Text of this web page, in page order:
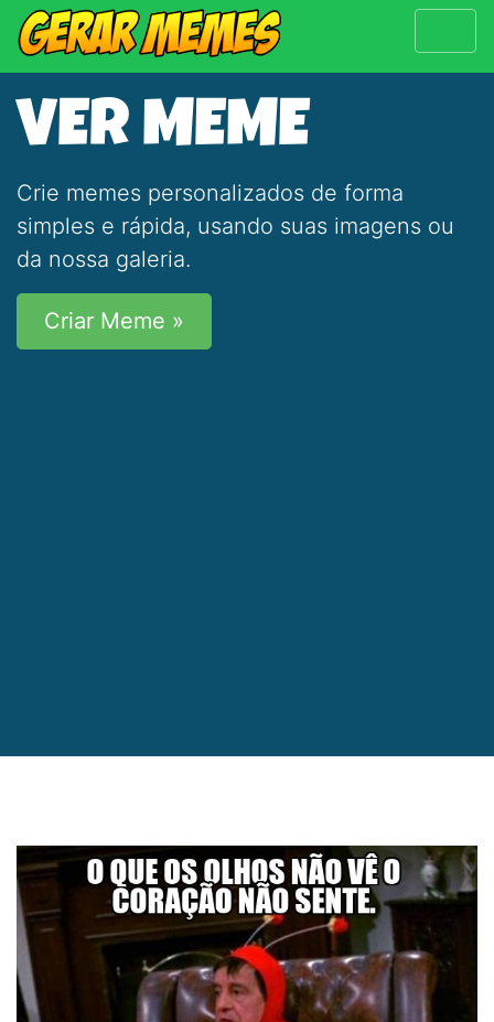
VER MEME
Crie memes personalizados de forma
simples e rápida, usando suas imagens ou
da nossa galeria.
Criar Meme »